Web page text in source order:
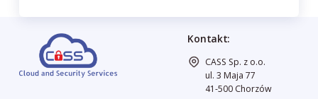
Kontakt:
CASS Sp. z o.o.
ul. 3 Maja 77
41-500 Chorzów